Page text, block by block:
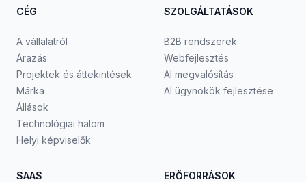
CÉG
A vállalatról
Árazás
Projektek és áttekintések
Márka
Állások
Technológiai halom
Helyi képviselők
SZOLGÁLTATÁSOK
B2B rendszerek
Webfejlesztés
AI megvalósítás
AI ügynökök fejlesztése
SAAS ERŐFORRÁSOK